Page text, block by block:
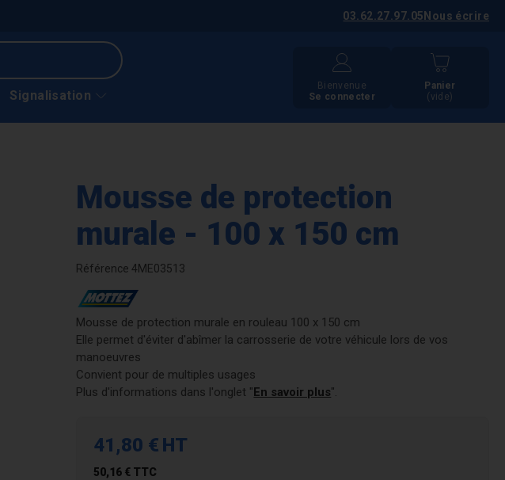
03.62.27.97.05 Nous écrire
Signalisation
Bienvenue
Se connecter
Panier
(vide)
Mousse de protection
murale - 100 x 150 cm
Référence 4ME03513
Mousse de protection murale en rouleau 100 x 150 cm
Elle permet d'éviter d'abîmer la carrosserie de votre véhicule lors de vos
manoeuvres
Convient pour de multiples usages
Plus d'informations dans l'onglet "En savoir plus".
41,80 € HT
50,16 € TTC